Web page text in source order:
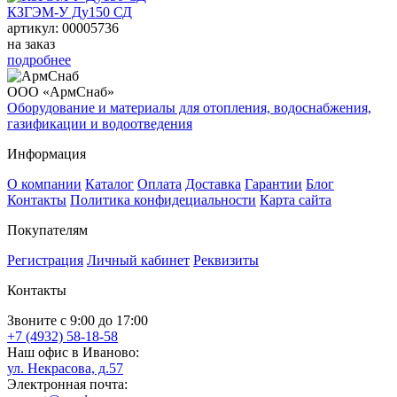
КЗГЭМ-У Ду150 СД
артикул: 00005736
на заказ
подробнее
ООО «АрмСнаб»
Оборудование и материалы для отопления, водоснабжения,
газификации и водоотведения
Информация
О компании Каталог Оплата Доставка Гарантии Блог
Контакты Политика конфидециальности Карта сайта
Покупателям
Регистрация Личный кабинет Реквизиты
Контакты
Звоните с 9:00 до 17:00
+7 (4932) 58-18-58
Наш офис в Иваново:
ул. Некрасова, д.57
Электронная почта: